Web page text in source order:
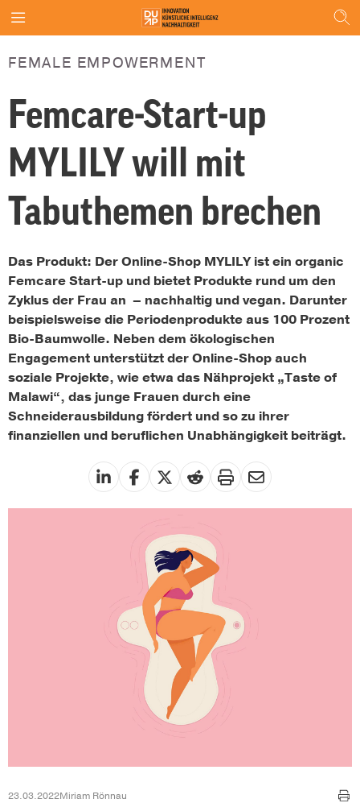
FEMALE EMPOWERMENT
Femcare-Start-up
MYLILY will mit
Tabuthemen brechen
Das Produkt: Der Online-Shop MYLILY ist ein organic
Femcare Start-up und bietet Produkte rund um den
Zyklus der Frau an – nachhaltig und vegan. Darunter
beispielsweise die Periodenprodukte aus 100 Prozent
Bio-Baumwolle. Neben dem ökologischen
Engagement unterstützt der Online-Shop auch
soziale Projekte, wie etwa das Nähprojekt „Taste of
Malawi“, das junge Frauen durch eine
Schneiderausbildung fördert und so zu ihrer
finanziellen und beruflichen Unabhängigkeit beiträgt.
23.03.2022Miriam Rönnau